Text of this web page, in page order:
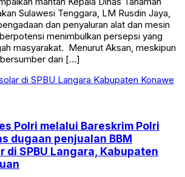
Sulawesi Tenggara, LM Rusdin Jaya,
dan penyaluran alat dan mesin
menimbulkan persepsi yang
masyarakat. ‎ ‎Menurut Aksan, meskipun
dari […]
Polri melalui Bareskrim Polri
dugaan penjualan BBM
di SPBU Langara, Kabupaten